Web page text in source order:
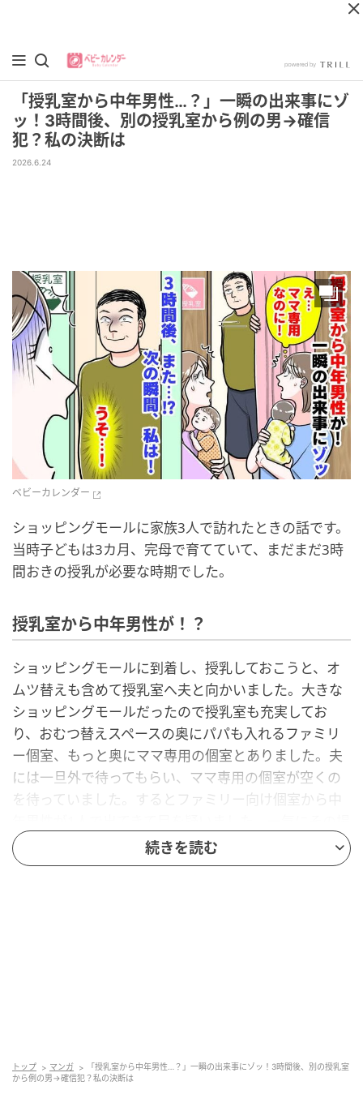
「授乳室から中年男性…？」一瞬の出来事にゾ
ッ！3時間後、別の授乳室から例の男→確信
犯？私の決断は
2026.6.24
ベビーカレンダー
ショッピングモールに家族3人で訪れたときの話です。
当時子どもは3カ月、完母で育てていて、まだまだ3時
間おきの授乳が必要な時期でした。
授乳室から中年男性が！？
ショッピングモールに到着し、授乳しておこうと、オ
ムツ替えも含めて授乳室へ夫と向かいました。大きな
ショッピングモールだったので授乳室も充実してお
り、おむつ替えスペースの奥にパパも入れるファミリ
ー個室、もっと奥にママ専用の個室とありました。夫
には一旦外で待ってもらい、ママ専用の個室が空くの
を待っていました。するとファミリー向け個室から中
の空気が変わり、その場にいたママさん達は「え……」
という目でその方を見ていました。中年男性はそそく
あってからでは遅いと思い、車で授乳しそのまま帰る
続きを読む
トップ マンガ
「授乳室から中年男性…？」一瞬の出来事にゾッ！3時間後、別の授乳室
から例の男→確信犯？私の決断は